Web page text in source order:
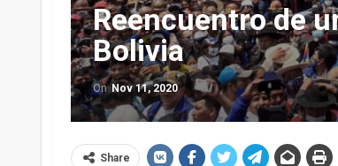
Reencuentro de
Bolivia
On Nov 11, 2020
Share